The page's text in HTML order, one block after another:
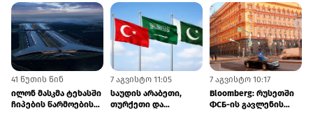
41 წუთის წინ
ილონ მასკმა ტეხასში
ჩიპების წარმოების
7 აგვისტო 11:05
საუდის არაბეთი,
თურქეთი და
7 აგვისტო 10:17
Bloomberg: რუსეთში
ФСБ-ის გავლენის